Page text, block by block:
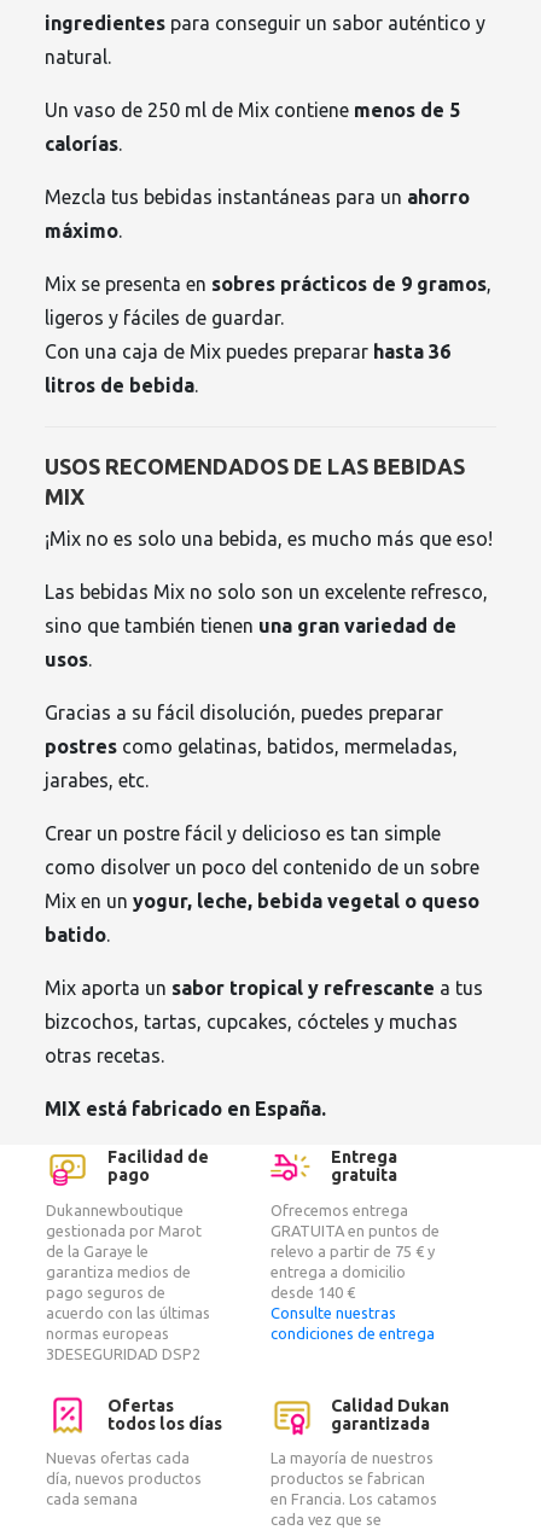
ingredientes para conseguir un sabor auténtico y
natural.
Un vaso de 250 ml de Mix contiene menos de 5
calorías.
Mezcla tus bebidas instantáneas para un ahorro
máximo.
Mix se presenta en sobres prácticos de 9 gramos,
ligeros y fáciles de guardar.
Con una caja de Mix puedes preparar hasta 36
litros de bebida.
USOS RECOMENDADOS DE LAS BEBIDAS
MIX
¡Mix no es solo una bebida, es mucho más que eso!
Las bebidas Mix no solo son un excelente refresco,
sino que también tienen una gran variedad de
usos.
Gracias a su fácil disolución, puedes preparar
postres como gelatinas, batidos, mermeladas,
jarabes, etc.
Crear un postre fácil y delicioso es tan simple
como disolver un poco del contenido de un sobre
Mix en unyogur, leche, bebida vegetal o queso
batido.
Mix aporta un sabor tropical y refrescante a tus
bizcochos, tartas, cupcakes, cócteles y muchas
otras recetas.
MIX está fabricado en España.
Facilidad de
pago
Dukannewboutique
gestionada por Marot
de la Garaye le
garantiza medios de
pago seguros de
acuerdo con las últimas
normas europeas
3DESEGURIDAD DSP2
Entrega
gratuita
Ofrecemos entrega
GRATUITA en puntos de
relevo a partir de 75 € y
entrega a domicilio
desde 140 €
Consulte nuestras
condiciones de entrega
Ofertas
todos los días
Nuevas ofertas cada
día, nuevos productos
cada semana
Calidad Dukan
garantizada
La mayoría de nuestros
productos se fabrican
en Francia. Los catamos
cada vez que se